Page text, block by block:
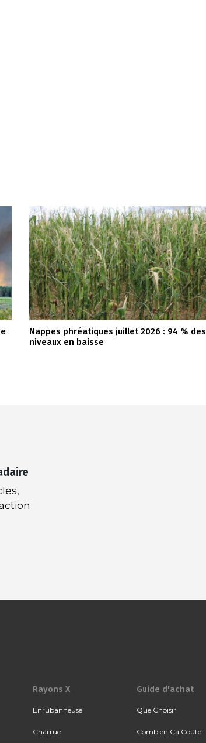
Nappes phréatiques juillet 2026 : 94 % des
niveaux en baisse
Rayons X
Enrubanneuse
Charrue
Guide d'achat
Que Choisir
Combien Ça Coûte